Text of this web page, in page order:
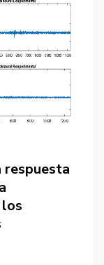
respuesta